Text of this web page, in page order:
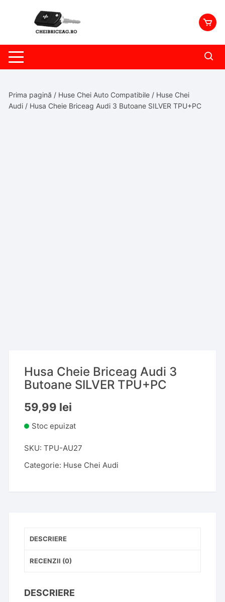
Prima pagină / Huse Chei Auto Compatibile / Huse Chei
Audi / Husa Cheie Briceag Audi 3 Butoane SILVER TPU+PC
Husa Cheie Briceag Audi 3
Butoane SILVER TPU+PC
59,99 lei
Stoc epuizat
SKU:TPU-AU27
Categorie: Huse Chei Audi
DESCRIERE
RECENZII (0)
DESCRIERE